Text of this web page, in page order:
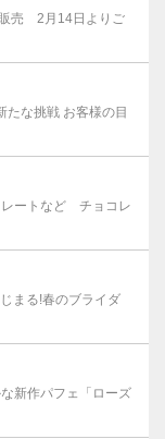
販売 2月14日よりご
たな挑戦 お客様の目
レートなど チョコレ
まる!春のブライダ
新作パフェ「ローズ